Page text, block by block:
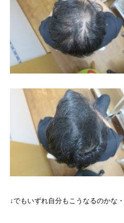
↓でもいずれ自分もこうなるのかな・